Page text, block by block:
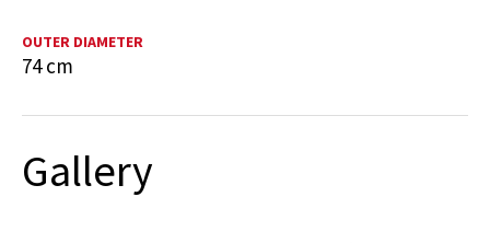
OUTER DIAMETER
74 cm
Gallery